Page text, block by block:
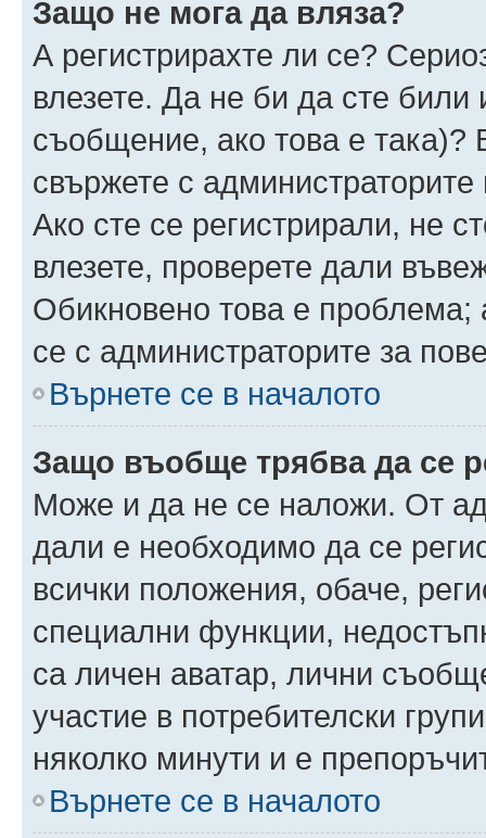
Защо не мога да вляза?
А регистрирахте ли се?
влезете. Да не би да сте
съобщение, ако това е така)?
свържете с
Ако сте се регистрирали, не
влезете, проверете дали
Обикновено това е проблема;
се с администраторите за
Върнете се в началото
Защо въобще трябва да се
Може и да не се наложи. От
дали е необходимо да се
всички положения, обаче,
специални функции,
са личен аватар, лични
участие в потребителски
няколко минути и е
Върнете се в началото